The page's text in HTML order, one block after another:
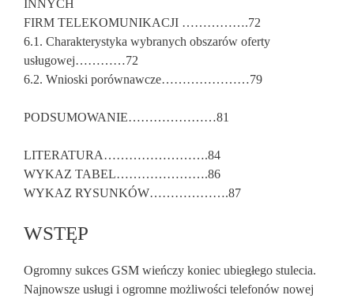
INNYCH
FIRM TELEKOMUNIKACJI …………….72
6.1. Charakterystyka wybranych obszarów oferty
usługowej…………72
6.2. Wnioski porównawcze…………………79
PODSUMOWANIE…………………81
LITERATURA…………………….84
WYKAZ TABEL………………….86
WYKAZ RYSUNKÓW……………….87
WSTĘP
Ogromny sukces GSM wieńczy ko­niec ubiegłego stulecia.
Najnow­sze usługi i ogromne możliwości tele­fonów nowej